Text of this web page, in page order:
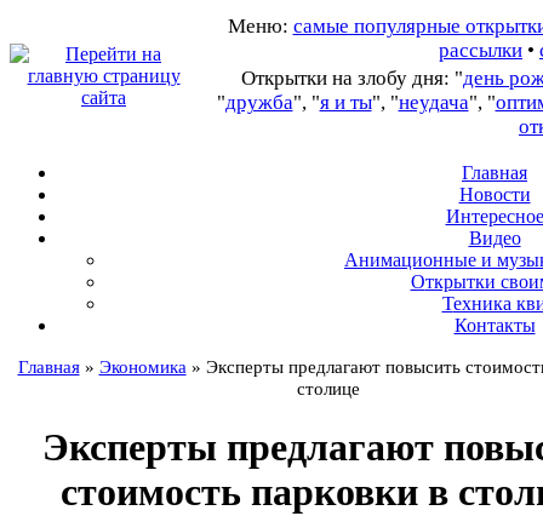
Меню: самые популярные
рассылки •
Открытки на злобу дня: "день
"дружба", "я и ты", "неудача", "
Главная
Новости
Интересное
Видео
Анимационные и
Открытки
Техника
Контакты
Главная» Экономика » Эксперты предлагают повысить
столице
Эксперты предлагают
стоимость парковки в